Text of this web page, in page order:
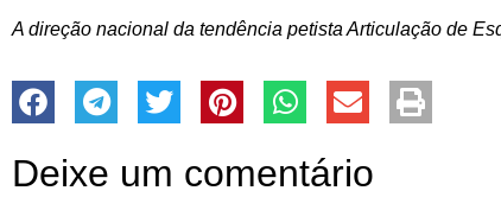
A direção nacional da tendência petista Articulação de
Deixe um comentário